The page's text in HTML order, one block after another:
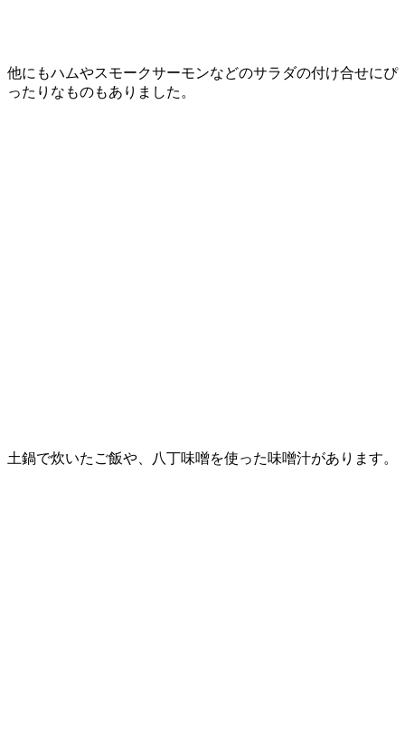
他にもハムやスモークサーモンなどのサラダの付け合せにぴ
ったりなものもありました。
土鍋で炊いたご飯や、八丁味噌を使った味噌汁があります。